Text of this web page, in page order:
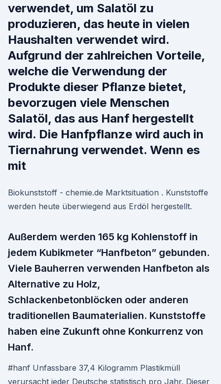
verwendet, um Salatöl zu
produzieren, das heute in vielen
Haushalten verwendet wird.
Aufgrund der zahlreichen Vorteile,
welche die Verwendung der
Produkte dieser Pflanze bietet,
bevorzugen viele Menschen
Salatöl, das aus Hanf hergestellt
wird. Die Hanfpflanze wird auch in
Tiernahrung verwendet. Wenn es
mit
Biokunststoff - chemie.de Marktsituation . Kunststoffe
werden heute überwiegend aus Erdöl hergestellt.
Außerdem werden 165 kg Kohlenstoff in
jedem Kubikmeter “Hanfbeton” gebunden.
Viele Bauherren verwenden Hanfbeton als
Alternative zu Holz,
Schlackenbetonblöcken oder anderen
traditionellen Baumaterialien. Kunststoffe
haben eine Zukunft ohne Konkurrenz von
Hanf.
#hanf Unfassbare 37,4 Kilogramm Plastikmüll
verursacht jeder Deutsche statistisch pro Jahr. Dieser